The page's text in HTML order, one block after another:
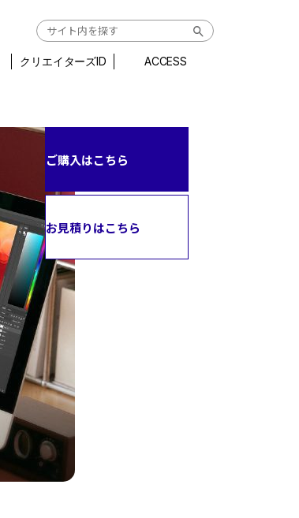
クリエイターズID ACCESS
ご購入はこちら
お見積りはこちら